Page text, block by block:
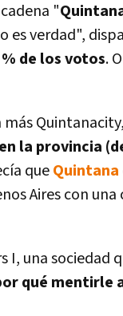
"
es verdad",
de los votos.
la provincia
queQuintana
Aires con
una sociedad
qué mentirle